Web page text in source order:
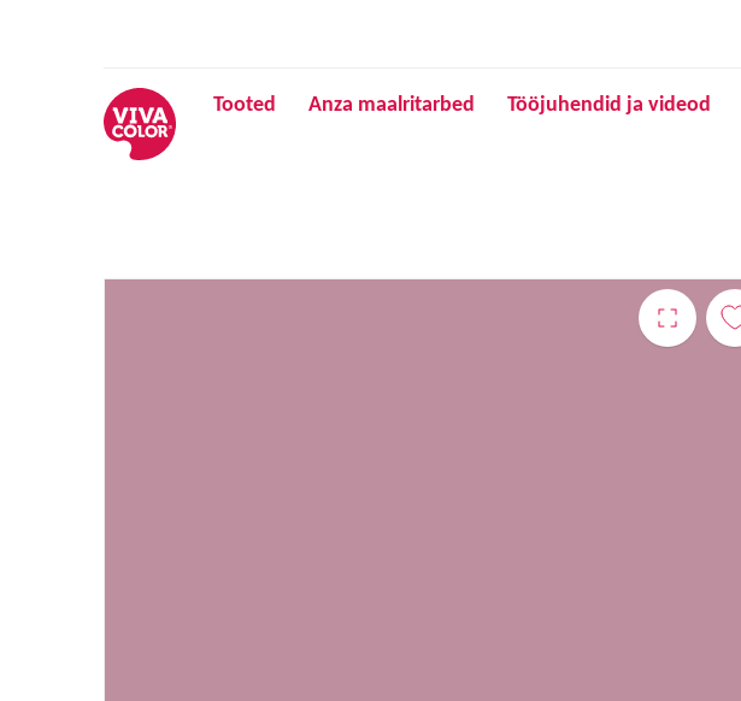
Tooted Anza maalritarbed Tööjuhendid ja videod